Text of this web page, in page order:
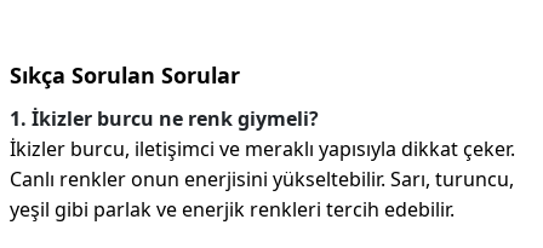
Sıkça Sorulan Sorular
1. İkizler burcu ne renk giymeli?
İkizler burcu, iletişimci ve meraklı yapısıyla dikkat çeker.
Canlı renkler onun enerjisini yükseltebilir. Sarı, turuncu,
yeşil gibi parlak ve enerjik renkleri tercih edebilir.